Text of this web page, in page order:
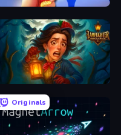
Twisted Tangle
Lamplighter: Merge & Magic
Originals